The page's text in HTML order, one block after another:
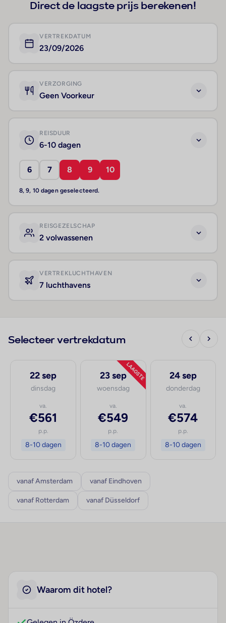
Direct de laagste prijs berekenen!
VERTREKDATUM
23/09/2026
VERZORGING
Geen Voorkeur
REISDUUR
6-10 dagen
6 7 8 9 10
8, 9, 10 dagen geselecteerd.
REISGEZELSCHAP
2 volwassenen
VERTREKLUCHTHAVEN
7 luchthavens
Selecteer vertrekdatum
22 sep
dinsdag
va.
€561
p.p.
8-10 dagen
LAAGSTE
23 sep
woensdag
va.
€549
p.p.
8-10 dagen
24 sep
donderdag
va.
€574
p.p.
8-10 dagen
vanaf Amsterdam vanaf Eindhoven
vanaf Rotterdam vanaf Düsseldorf
Waarom dit hotel?